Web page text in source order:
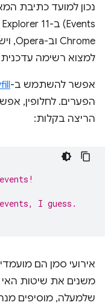
Chrome וב-Opera, ויש תמיכה חלקית ב-Firefox.
למצוא רשימה
אפשר להשתמש ב-
הפערים. לחלופין,
הריצה בקלות:
I guess.
אירועי סמן הם
שלמעלה, מוסיפים